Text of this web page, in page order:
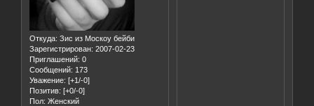
Откуда: Зис из Москоу бейби
Зарегистрирован: 2007-02-23
Приглашений: 0
Сообщений: 173
Уважение: [+1/-0]
Позитив: [+0/-0]
Пол: Женский